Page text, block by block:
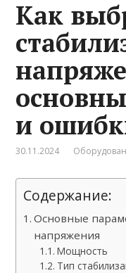
Как
и
30.11.2024
Содержание:
Основные
напряжения
Мощность
Тип